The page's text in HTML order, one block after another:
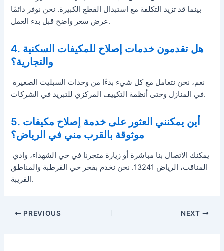
بينما قد تزيد التكلفة مع استبدال القطع الكبيرة. نحن نوفر دائمًا
عرض سعر واضح قبل بدء العمل.
4. هل تقدمون خدمات إصلاح للمكيفات السكنية
والتجارية؟
في المنازل وحتى أنظمة التكييف المركزي للتبريد في الشركات.
5. أين يمكنني العثور على خدمة إصلاح مكيفات
موثوقة بالقرب مني في الرياض؟
المناقب، الرياض 13241. نحن نخدم بفخر حي القرطبة والمناطق
القريبة.
PREVIOUS NEXT